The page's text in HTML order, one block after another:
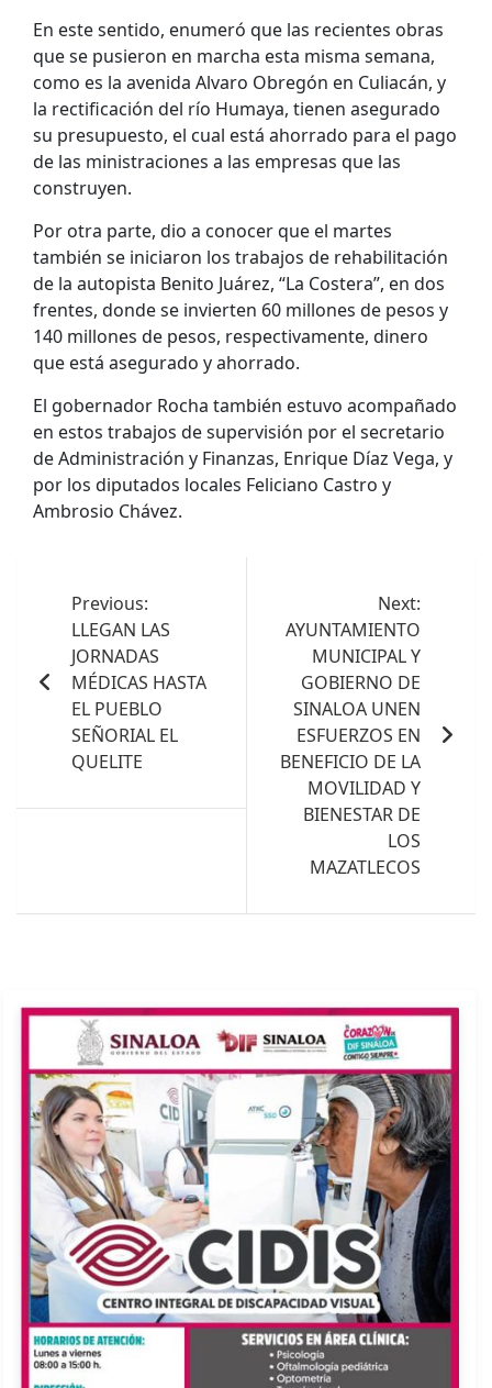
En este sentido, enumeró que las recientes obras
que se pusieron en marcha esta misma semana,
como es la avenida Alvaro Obregón en Culiacán, y
la rectificación del río Humaya, tienen asegurado
su presupuesto, el cual está ahorrado para el pago
de las ministraciones a las empresas que las
construyen.
Por otra parte, dio a conocer que el martes
también se iniciaron los trabajos de rehabilitación
de la autopista Benito Juárez, “La Costera”, en dos
frentes, donde se invierten 60 millones de pesos y
140 millones de pesos, respectivamente, dinero
que está asegurado y ahorrado.
El gobernador Rocha también estuvo acompañado
en estos trabajos de supervisión por el secretario
de Administración y Finanzas, Enrique Díaz Vega, y
por los diputados locales Feliciano Castro y
Ambrosio Chávez.
entradas
Previous:
LLEGAN LAS
JORNADAS
MÉDICAS HASTA
EL PUEBLO
SEÑORIAL EL
QUELITE
Next:
AYUNTAMIENTO
MUNICIPAL Y
GOBIERNO DE
SINALOA UNEN
ESFUERZOS EN
BENEFICIO DE LA
MOVILIDAD Y
BIENESTAR DE
LOS
MAZATLECOS